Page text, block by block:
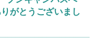
がとうございまし